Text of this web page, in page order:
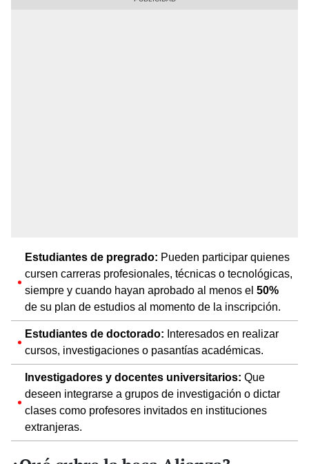
Estudiantes de pregrado: Pueden participar quienes
cursen carreras profesionales, técnicas o tecnológicas,
siempre y cuando hayan aprobado al menos el 50%
de su plan de estudios al momento de la inscripción.
Estudiantes de doctorado: Interesados en realizar
cursos, investigaciones o pasantías académicas.
Investigadores y docentes universitarios: Que
deseen integrarse a grupos de investigación o dictar
clases como profesores invitados en instituciones
extranjeras.